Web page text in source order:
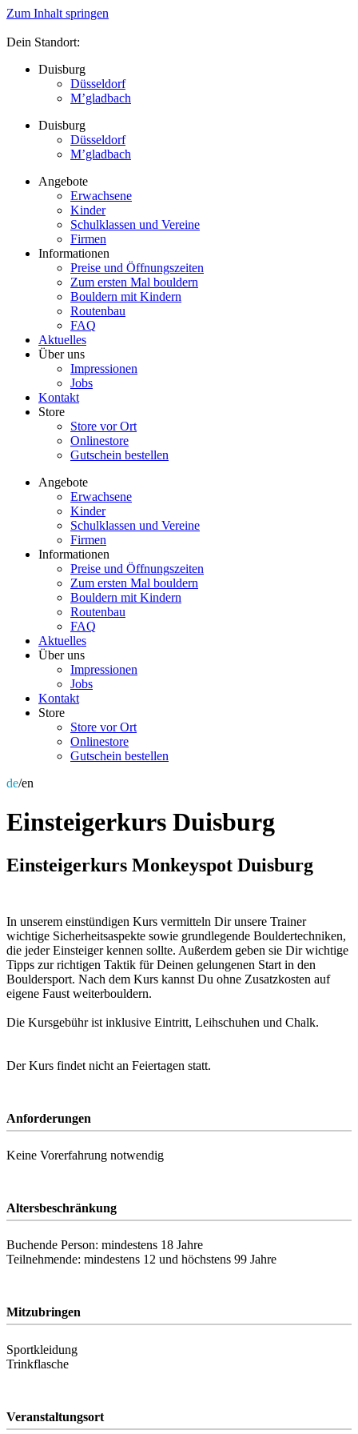
Zum Inhalt springen
Dein Standort:
Duisburg
Düsseldorf
M’gladbach
Duisburg
Düsseldorf
M’gladbach
Angebote
Erwachsene
Kinder
Schulklassen und Vereine
Firmen
Informationen
Preise und Öffnungszeiten
Zum ersten Mal bouldern
Bouldern mit Kindern
Routenbau
FAQ
Aktuelles
Über uns
Impressionen
Jobs
Kontakt
Store
Store vor Ort
Onlinestore
Gutschein bestellen
Angebote
Erwachsene
Kinder
Schulklassen und Vereine
Firmen
Informationen
Preise und Öffnungszeiten
Zum ersten Mal bouldern
Bouldern mit Kindern
Routenbau
FAQ
Aktuelles
Über uns
Impressionen
Jobs
Kontakt
Store
Store vor Ort
Onlinestore
Gutschein bestellen
de/en
Einsteigerkurs Duisburg
Einsteigerkurs Monkeyspot Duisburg
In unserem einstündigen Kurs vermitteln Dir unsere Trainer
wichtige Sicherheits­aspekte sowie grundlegende Bouldertechniken,
die jeder Einsteiger kennen sollte. Außerdem geben sie Dir wichtige
Tipps zur richtigen Taktik für Deinen gelungenen Start in den
Bouldersport. Nach dem Kurs kannst Du ohne Zusatzkosten auf
eigene Faust weiter­bouldern.
Die Kursgebühr ist inklusive Eintritt, Leihschuhen und Chalk.
Der Kurs findet nicht an Feiertagen statt.
Anforderungen
Keine Vorerfahrung notwendig
Altersbeschränkung
Buchende Person: mindestens 18 Jahre
Teilnehmende: mindestens 12 und höchstens 99 Jahre
Mitzubringen
Sportkleidung
Trinkflasche
Veranstaltungsort